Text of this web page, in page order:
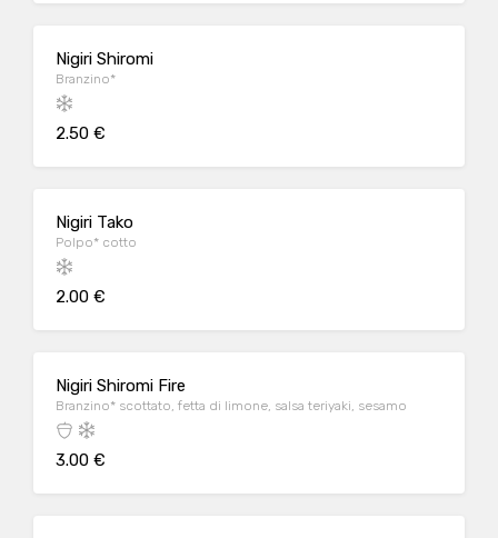
Nigiri Shiromi
Branzino*
2.50 €
Nigiri Tako
Polpo* cotto
2.00 €
Nigiri Shiromi Fire
Branzino* scottato, fetta di limone, salsa teriyaki, sesamo
3.00 €